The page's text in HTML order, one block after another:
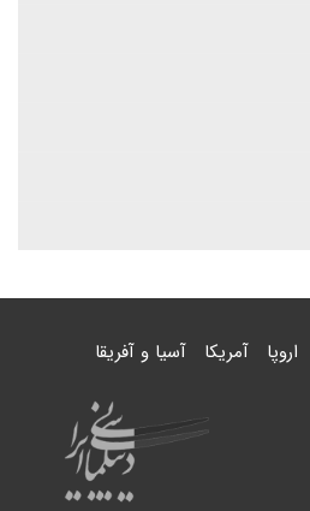
اروپا آمریکا آسیا و آفریقا